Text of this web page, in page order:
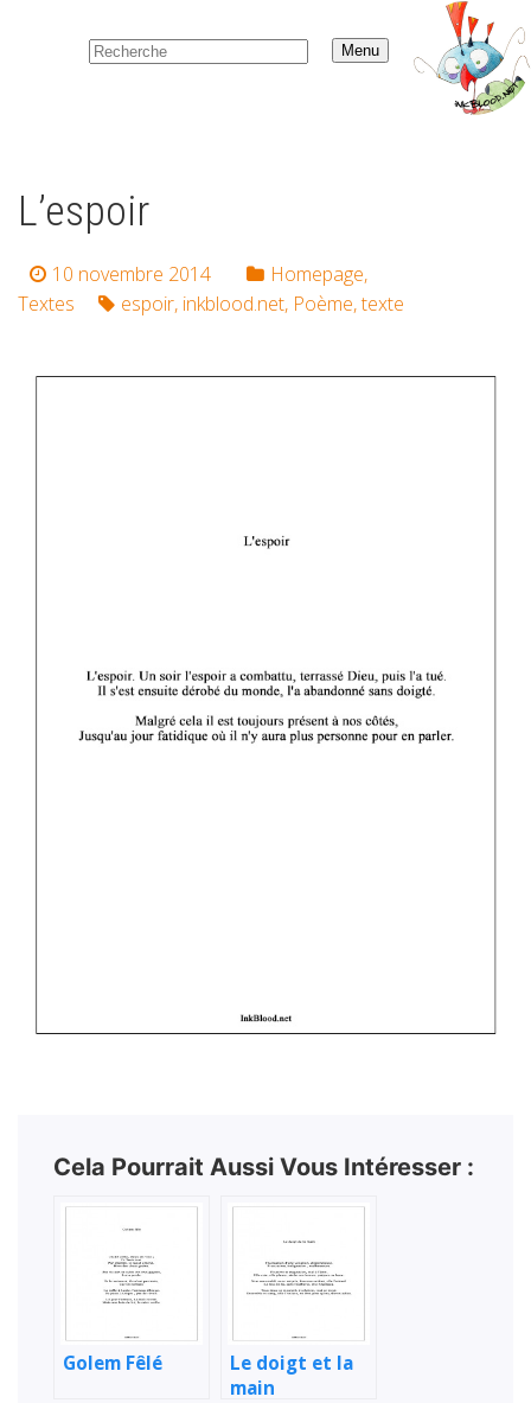
Menu
L’espoir
10 novembre 2014 Homepage,
Textes
espoir, inkblood.net, Poème,texte
Cela Pourrait Aussi Vous Intéresser :
Golem Fêlé
Le doigt et la
main